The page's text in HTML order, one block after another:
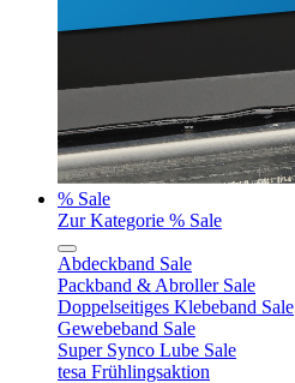
% Sale
Zur Kategorie % Sale
Abdeckband Sale
Packband & Abroller Sale
Doppelseitiges Klebeband Sale
Gewebeband Sale
Super Synco Lube Sale
tesa Frühlingsaktion